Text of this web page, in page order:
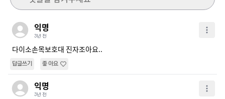
익명
3년 전
다이소손목보호대 진자조아요..
답글쓰기 좋아요
익명
3년 전